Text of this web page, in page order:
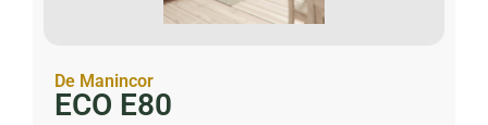
De Manincor
ECO E80